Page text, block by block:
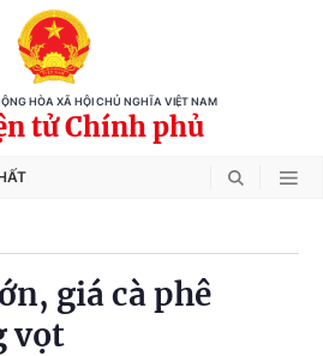
HÒA XÃ HỘI CHỦ NGHĨA VIỆT NAM
tử Chính phủ
giá cà phê
vọt